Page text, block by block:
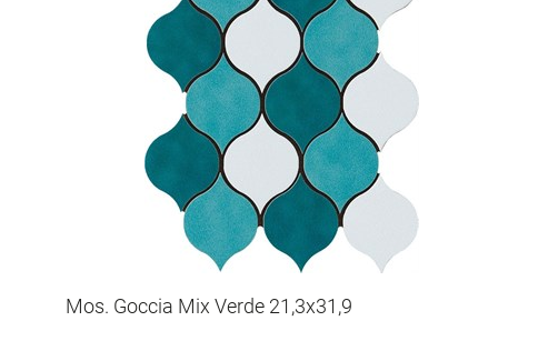
Mos. Goccia Mix Verde 21,3x31,9